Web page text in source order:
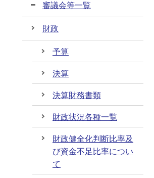
審議会等一覧
財政
予算
決算
決算財務書類
財政状況各種一覧
財政健全化判断比率及
び資金不足比率につい
て